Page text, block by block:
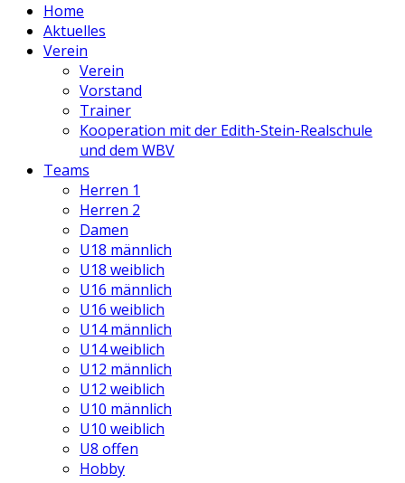
Home
Aktuelles
Verein
Verein
Vorstand
Trainer
Kooperation mit der Edith-Stein-Realschule
und dem WBV
Teams
Herren 1
Herren 2
Damen
U18 männlich
U18 weiblich
U16 männlich
U16 weiblich
U14 männlich
U14 weiblich
U12 männlich
U12 weiblich
U10 männlich
U10 weiblich
U8 offen
Hobby